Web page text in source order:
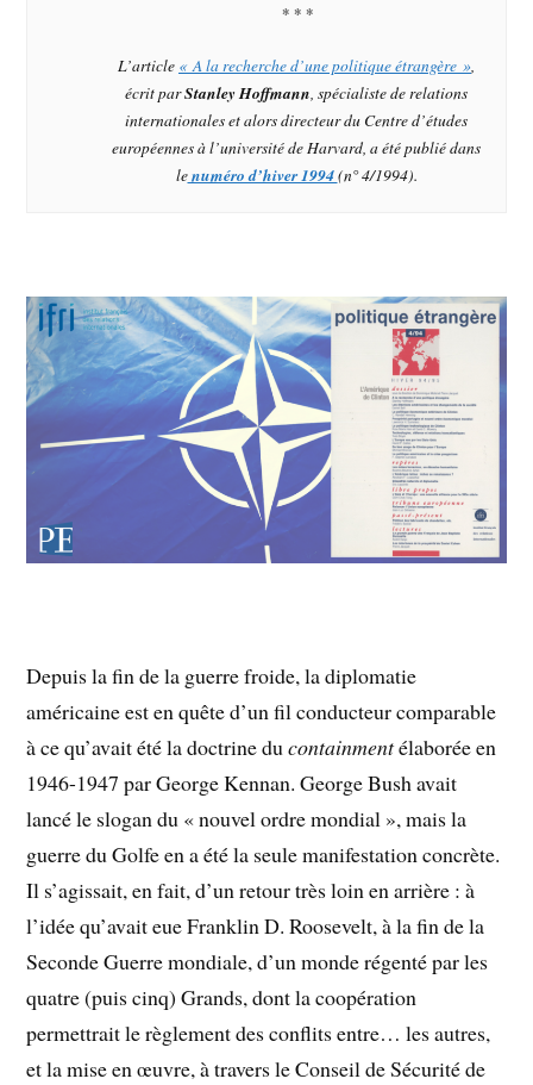
* * *
L’article « A la recherche d’une politique étrangère »
écrit parStanley Hoffmann spécialiste de relations
internationales et alors directeur du Centre d’études
européennes à l’université de Harvard, a été publié dans
lenuméro d’hiver 1994(n° 4/1994).
Depuis la fin de la guerre froide, la diplomatie
américaine est en quête d’un fil conducteur comparable
à ce qu’avait été la doctrine ducontainmentélaborée en
1946-1947 par George Kennan. George Bush avait
lancé le slogan du « nouvel ordre mondial », mais la
guerre du Golfe en a été la seule manifestation concrète.
Il s’agissait, en fait, d’un retour très loin en arrière : à
l’idée qu’avait eue Franklin D. Roosevelt, à la fin de la
Seconde Guerre mondiale, d’un monde régenté par les
quatre (puis cinq) Grands, dont la coopération
permettrait le règlement des conflits entre… les autres,
et la mise en œuvre, à travers le Conseil de Sécurité de